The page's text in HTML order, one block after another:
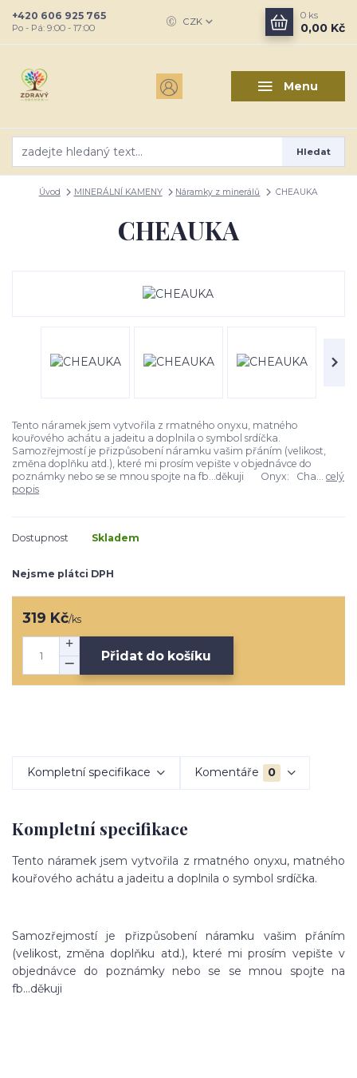
Menu
CZK
Hledat
+420 606 925 765
Po - Pá: 9:00 - 17:00
0 ks
0,00 Kč
Úvod MINERÁLNÍ KAMENY Náramky z minerálů CHEAUKA
CHEAUKA
Tento náramek jsem vytvořila z rmatného onyxu, matného
kouřového achátu a jadeitu a doplnila o symbol srdíčka.
Samozřejmostí je přizpůsobení náramku vašim přáním (velikost,
změna doplňku atd.), které mi prosím vepište v objednávce do
poznámky nebo se se mnou spojte na fb...děkuji Onyx: Cha... celý
popis
Dostupnost Skladem
Nejsme plátci DPH
319 Kč/ks
Přidat do košíku
Kompletní specifikace Komentáře 0
Kompletní specifikace
Tento náramek jsem vytvořila z rmatného onyxu, matného
kouřového achátu a jadeitu a doplnila o symbol srdíčka.
Samozřejmostí je přizpůsobení náramku vašim přáním
(velikost, změna doplňku atd.), které mi prosím vepište v
objednávce do poznámky nebo se se mnou spojte na
fb...děkuji